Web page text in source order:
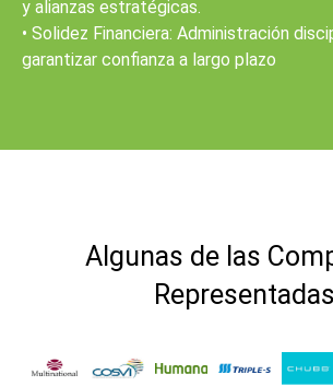
y alianzas estratégicas.
• Solidez Financiera: Administración
garantizar confianza a largo plazo
Algunas de las
Representadas